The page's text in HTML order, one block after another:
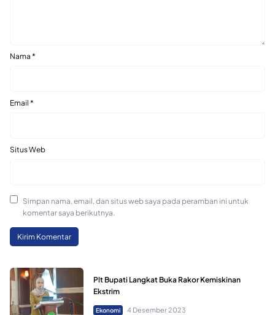
Nama *
Email *
Situs Web
Simpan nama, email, dan situs web saya pada peramban ini untuk
komentar saya berikutnya.
Plt Bupati Langkat Buka Rakor Kemiskinan
Ekstrim
Ekonomi 4 Desember 2023